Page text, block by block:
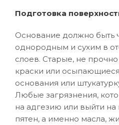
Подготовка
Основание должно быть
однородным и сухим в
слоев. Старые, не
краски или
основания или
Любые загрязнения,
на адгезию или выйти
пятен, а именно масла,